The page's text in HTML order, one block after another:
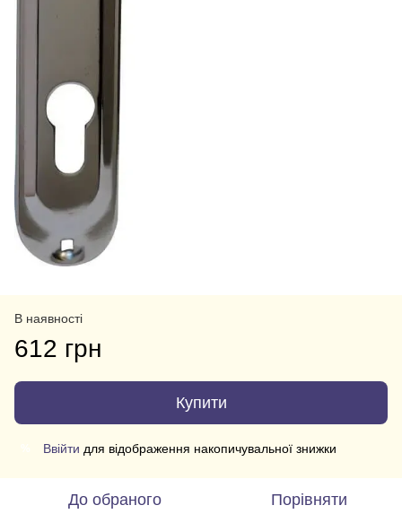
В наявності
612 грн
Купити
Ввійти для відображення накопичувальної знижки
До обраного Порівняти